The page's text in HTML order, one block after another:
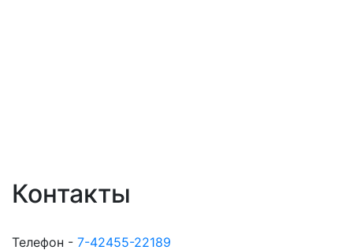
Контакты
Телефон - 7-42455-22189